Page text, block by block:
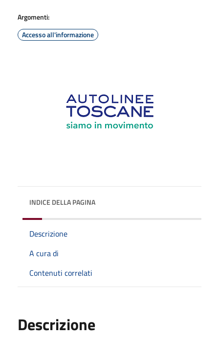
Argomenti:
Accesso all'informazione
INDICE DELLA PAGINA
Descrizione
A cura di
Contenuti correlati
Descrizione